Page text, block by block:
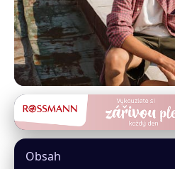
inzeny24.cz
Navigace v
Obsah